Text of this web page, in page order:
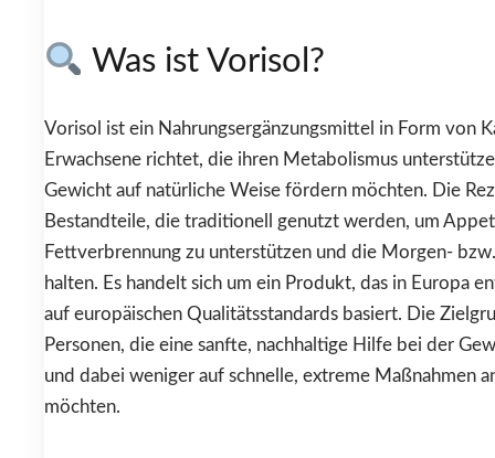
Was ist Vorisol?
Vorisol ist ein Nahrungsergänzungsmittel in Form von
Erwachsene richtet, die ihren Metabolismus
Gewicht auf natürliche Weise fördern möchten. Die
Bestandteile, die traditionell genutzt werden, um
Fettverbrennung zu unterstützen und die Morgen-
halten. Es handelt sich um ein Produkt, das in Europa
auf europäischen Qualitätsstandards basiert. Die
Personen, die eine sanfte, nachhaltige Hilfe bei der
und dabei weniger auf schnelle, extreme Maßnahmen
möchten.